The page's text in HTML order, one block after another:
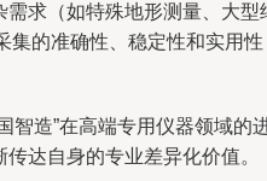
求（如特殊地形测量、大型
集的准确性、稳定性和实用
造”在高端专用仪器领域的
达自身的专业差异化价值。